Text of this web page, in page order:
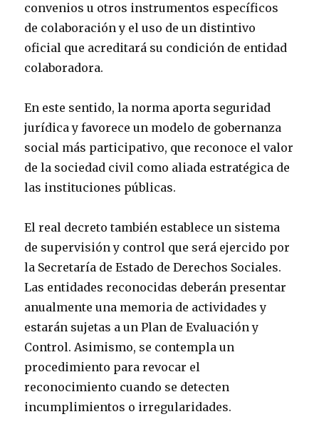
convenios u otros instrumentos específicos
de colaboración y el uso de un distintivo
oficial que acreditará su condición de entidad
colaboradora.
En este sentido, la norma aporta seguridad
jurídica y favorece un modelo de gobernanza
social más participativo, que reconoce el valor
de la sociedad civil como aliada estratégica de
las instituciones públicas.
El real decreto también establece un sistema
de supervisión y control que será ejercido por
la Secretaría de Estado de Derechos Sociales.
Las entidades reconocidas deberán presentar
anualmente una memoria de actividades y
estarán sujetas a un Plan de Evaluación y
Control. Asimismo, se contempla un
procedimiento para revocar el
reconocimiento cuando se detecten
incumplimientos o irregularidades.